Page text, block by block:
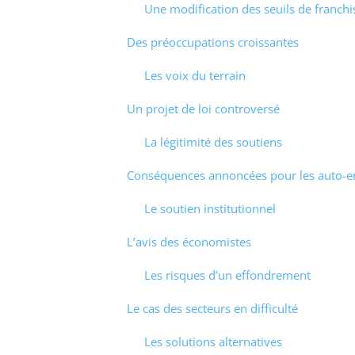
Une modification des seuils de
Des préoccupations croissantes
Les voix du terrain
Un projet de loi controversé
La légitimité des soutiens
Conséquences annoncées pour les auto-
Le soutien institutionnel
L’avis des économistes
Les risques d’un effondrement
Le cas des secteurs en difficulté
Les solutions alternatives